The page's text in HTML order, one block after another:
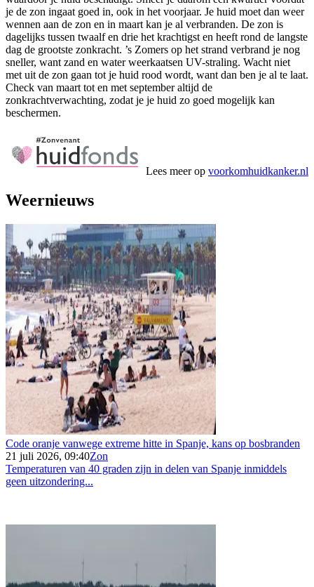
je de zon ingaat goed in, ook in het voorjaar. Je huid moet dan weer
wennen aan de zon en in maart kan je al verbranden. De zon is
dagelijks tussen twaalf en drie het krachtigst en heeft rond de langste
dag de grootste zonkracht. ’s Zomers op het strand verbrand je nog
sneller, want zand en water weerkaatsen UV-straling. Wacht niet
met uit de zon gaan tot je huid rood wordt, want dan ben je al te laat.
Check van maart tot en met september altijd de
zonkrachtverwachting, zodat je je huid zo goed mogelijk kan
beschermen.
Lees meer op voorkomhuidkanker.nl
Weernieuws
Code oranje vanwege extreme hitte in Spanje, kans op bosbranden
21 juli 2026, 09:40Zon
Temperaturen van 40 graden zijn in delen van Spanje inmiddels
geen uitzondering...